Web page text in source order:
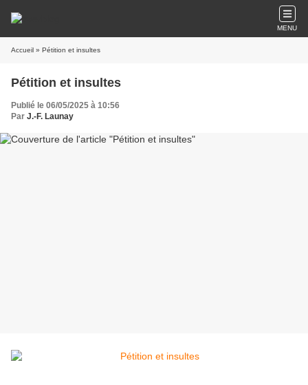
MENU
Accueil » Pétition et insultes
Pétition et insultes
Publié le 06/05/2025 à 10:56
Par J.-F. Launay